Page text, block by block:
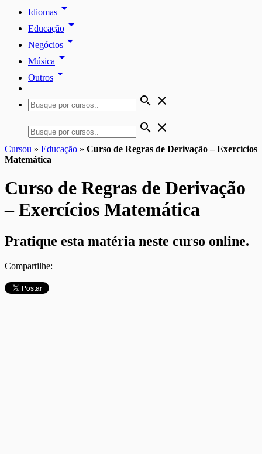
Idiomas arrow_drop_down
Educação arrow_drop_down
Negócios arrow_drop_down
Música arrow_drop_down
Outros arrow_drop_down
search close
search close
Cursou » Educação » Curso de Regras de Derivação – Exercícios
Matemática
Curso de Regras de Derivação
– Exercícios Matemática
Pratique esta matéria neste curso online.
Compartilhe: